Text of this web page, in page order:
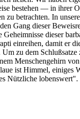
bestehen — in ihrer
betrachten. In
Gang dieser
dieser
einreihen, damit er
zu dem
Menschengehirn
ist Himmel,
Nützliche lobenswert".